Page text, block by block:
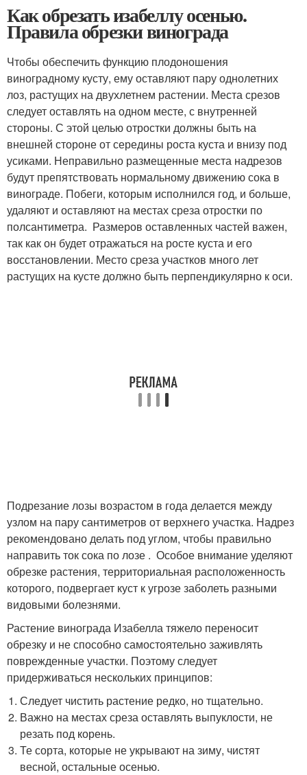
Как обрезать изабеллу осенью.
Правила обрезки винограда
Чтобы обеспечить функцию плодоношения
виноградному кусту, ему оставляют пару однолетних
лоз, растущих на двухлетнем растении. Места срезов
следует оставлять на одном месте, с внутренней
стороны. С этой целью отростки должны быть на
внешней стороне от середины роста куста и внизу под
усиками. Неправильно размещенные места надрезов
будут препятствовать нормальному движению сока в
винограде. Побеги, которым исполнился год, и больше,
удаляют и оставляют на местах среза отростки по
полсантиметра. Размеров оставленных частей важен,
так как он будет отражаться на росте куста и его
восстановлении. Место среза участков много лет
растущих на кусте должно быть перпендикулярно к оси.
Подрезание лозы возрастом в года делается между
узлом на пару сантиметров от верхнего участка. Надрез
рекомендовано делать под углом, чтобы правильно
направить ток сока по лозе . Особое внимание уделяют
обрезке растения, территориальная расположенность
которого, подвергает куст к угрозе заболеть разными
видовыми болезнями.
Растение винограда Изабелла тяжело переносит
обрезку и не способно самостоятельно заживлять
поврежденные участки. Поэтому следует
придерживаться нескольких принципов:
Следует чистить растение редко, но тщательно.
Важно на местах среза оставлять выпуклости, не
резать под корень.
Те сорта, которые не укрывают на зиму, чистят
весной, остальные осенью.